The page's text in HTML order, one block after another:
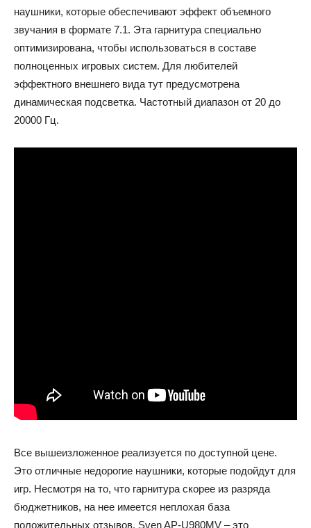
наушники, которые обеспечивают эффект объемного
звучания в формате 7.1. Эта гарнитура специально
оптимизирована, чтобы использоваться в составе
полноценных игровых систем. Для любителей
эффектного внешнего вида тут предусмотрена
динамическая подсветка. Частотный диапазон от 20 до
20000 Гц.
Все вышеизложенное реализуется по доступной цене.
Это отличные недорогие наушники, которые подойдут для
игр. Несмотря на то, что гарнитура скорее из разряда
бюджетников, на нее имеется неплохая база
положительных отзывов. Sven AP-U980MV – это